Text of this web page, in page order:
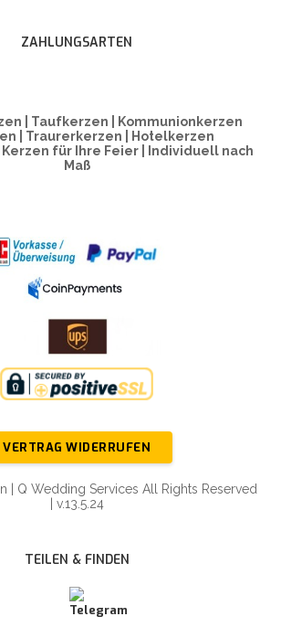
ZAHLUNGSARTEN
| Taufkerzen | Kommunionkerzen
| Traurerkerzen | Hotelkerzen
Kerzen für Ihre Feier | Individuell nach
Maß
VERTRAG WIDERRUFEN
| Q Wedding Services All Rights Reserved
| v.13.5.24
TEILEN & FINDEN